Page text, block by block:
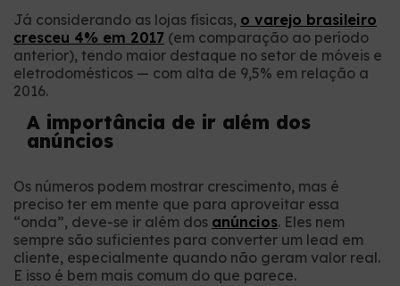
Já considerando as lojas físicas, o varejo brasileiro
cresceu 4% em 2017 (em comparação ao período
anterior), tendo maior destaque no setor de móveis e
eletrodomésticos — com alta de 9,5% em relação a
2016.
A importância de ir além dos
anúncios
Os números podem mostrar crescimento, mas é
preciso ter em mente que para aproveitar essa
“onda”, deve-se ir além dos anúncios. Eles nem
sempre são suficientes para converter um lead em
cliente, especialmente quando não geram valor real.
E isso é bem mais comum do que parece.